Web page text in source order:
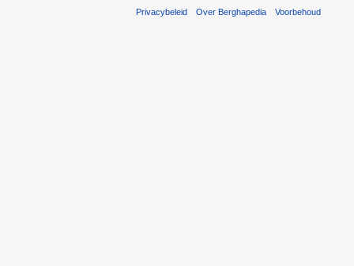
Privacybeleid Over Berghapedia Voorbehoud